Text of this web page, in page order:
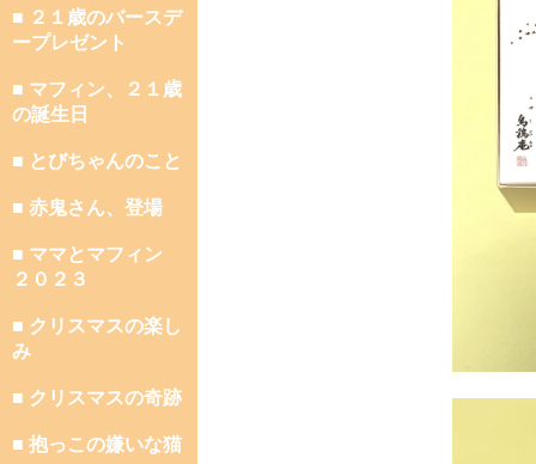
■ ２１歳のバースデ
ープレゼント
■ マフィン、２１歳
の誕生日
■ とびちゃんのこと
■ 赤鬼さん、登場
■ ママとマフィン
２０２３
■ クリスマスの楽し
み
■ クリスマスの奇跡
■ 抱っこの嫌いな猫